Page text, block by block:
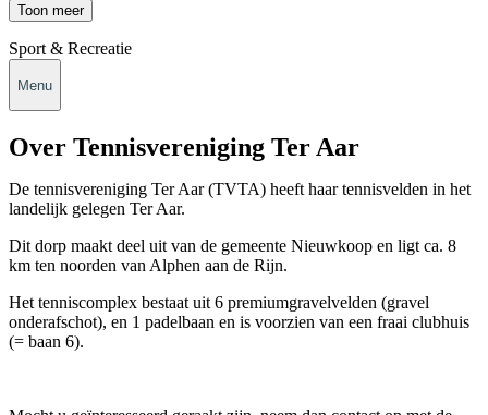
Toon meer
Sport & Recreatie
Menu
Over Tennisvereniging Ter Aar
De tennisvereniging Ter Aar (TVTA) heeft haar tennisvelden in het
landelijk gelegen Ter Aar.
Dit dorp maakt deel uit van de gemeente Nieuwkoop en ligt ca. 8
km ten noorden van Alphen aan de Rijn.
Het tenniscomplex bestaat uit 6 premiumgravelvelden (gravel
onderafschot), en 1 padelbaan en is voorzien van een fraai clubhuis
(= baan 6).